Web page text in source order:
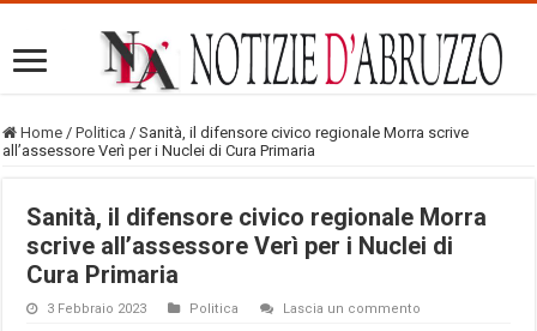
Home / Politica / Sanità, il difensore civico regionale Morra scrive
all’assessore Verì per i Nuclei di Cura Primaria
Sanità, il difensore civico regionale Morra
scrive all’assessore Verì per i Nuclei di
Cura Primaria
3 Febbraio 2023 Politica Lascia un commento